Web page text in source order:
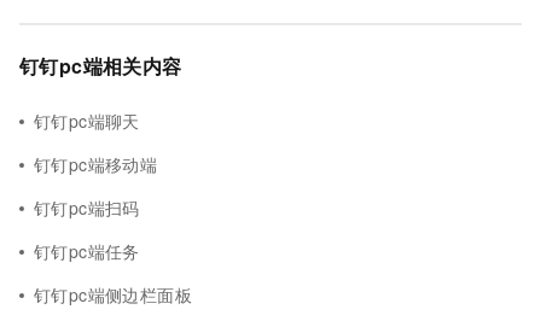
钉钉pc端相关内容
钉钉pc端聊天
钉钉pc端移动端
钉钉pc端扫码
钉钉pc端任务
钉钉pc端侧边栏面板